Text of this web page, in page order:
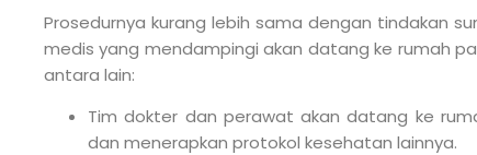
Prosedurnya kurang lebih sama dengan tindakan
medis yang mendampingi akan datang ke rumah
antara lain:
Tim dokter dan perawat akan datang ke
dan menerapkan protokol kesehatan lainnya.